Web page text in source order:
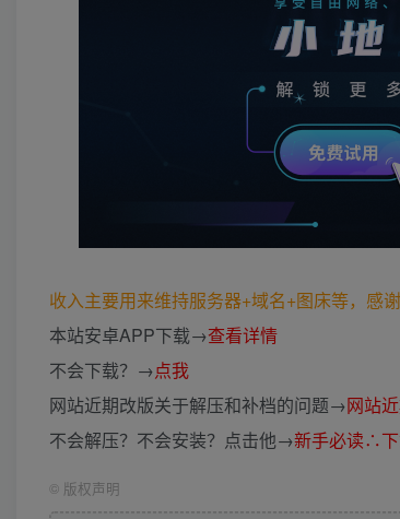
收入主要用来维持服务器+域名+图床等，感
本站安卓APP下载→查看详情
不会下载？→点我
网站近期改版关于解压和补档的问题→网站
不会解压？不会安装？点击他→新手必读∴
© 版权声明